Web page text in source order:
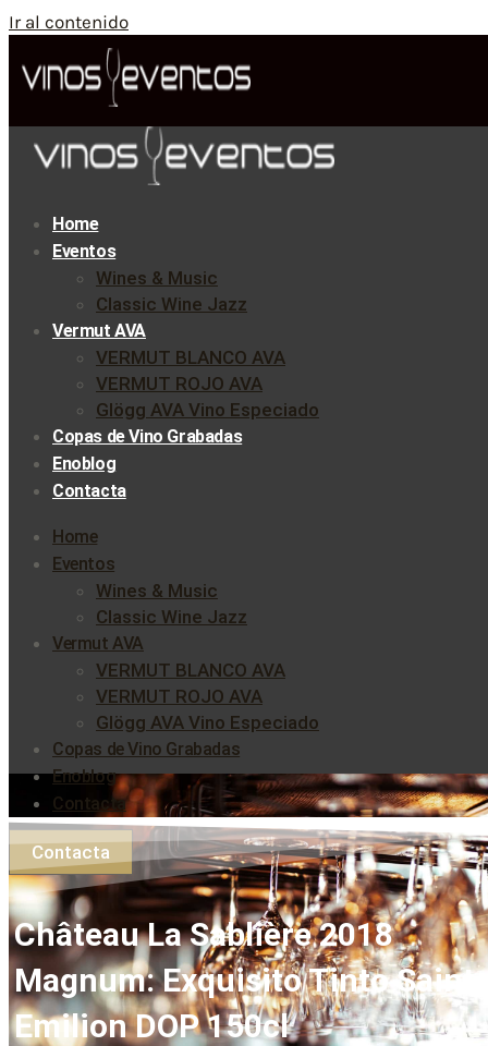
Ir al contenido
Home
Eventos
Wines & Music
Classic Wine Jazz
Vermut AVA
VERMUT BLANCO AVA
VERMUT ROJO AVA
Glögg AVA Vino Especiado
Copas de Vino Grabadas
Enoblog
Contacta
Home
Eventos
Wines & Music
Classic Wine Jazz
Vermut AVA
VERMUT BLANCO AVA
VERMUT ROJO AVA
Glögg AVA Vino Especiado
Copas de Vino Grabadas
Enoblog
Contacta
Contacta
Château La Sablière 2018
Magnum: Exquisito Tinto Saint-
Emilion DOP 150cl